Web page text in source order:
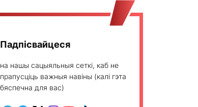
Падпісвайцеся
на нашы сацыяльныя сеткі, каб не
прапусціць важныя навіны (калі гэта
бяспечна для вас)